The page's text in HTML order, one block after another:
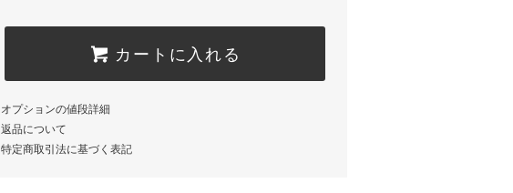
カートに入れる
オプションの値段詳細
返品について
特定商取引法に基づく表記